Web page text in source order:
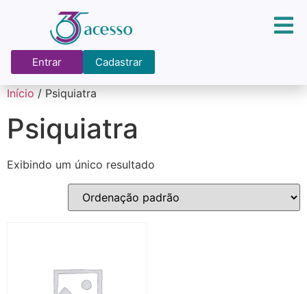
Entrar Cadastrar
Início / Psiquiatra
Psiquiatra
Exibindo um único resultado